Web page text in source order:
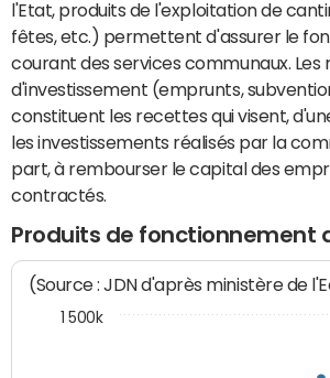
l'Etat, produits de l'exploitation de
fêtes, etc.) permettent d'assurer le
courant des services communaux. Les
d'investissement (emprunts,
constituent les recettes qui visent,
les investissements réalisés par la
part, à rembourser le capital des
contractés.
Produits de fonctionnement
(Source : JDN d'après ministère de
1 500k